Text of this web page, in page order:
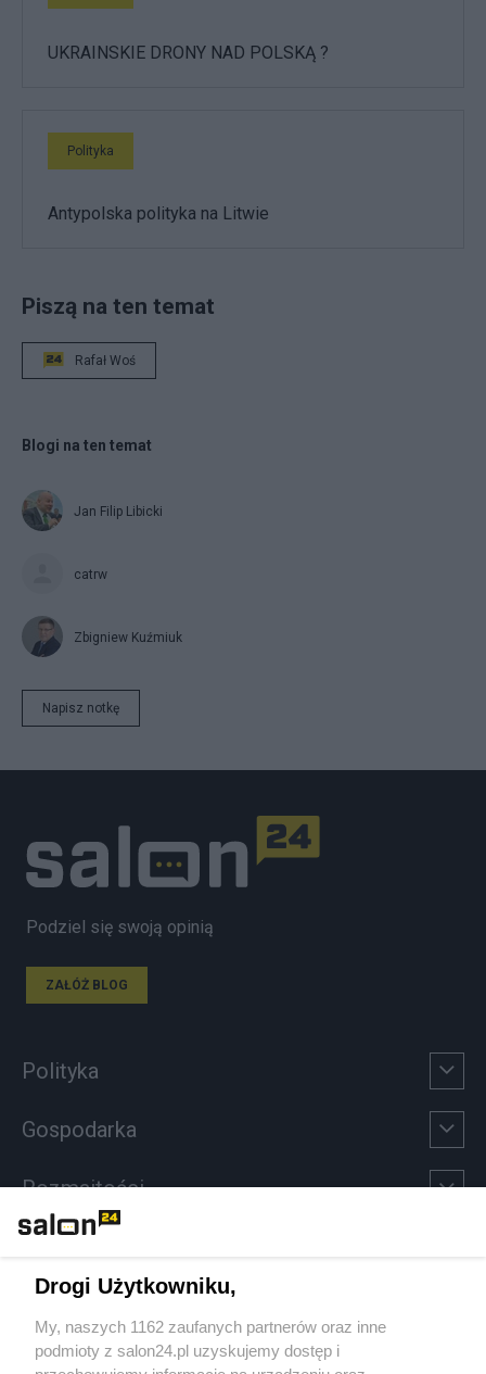
UKRAINSKIE DRONY NAD POLSKĄ ?
Polityka
Antypolska polityka na Litwie
Piszą na ten temat
Rafał Woś
Blogi na ten temat
Jan Filip Libicki
catrw
Zbigniew Kuźmiuk
Napisz notkę
Podziel się swoją opinią
ZAŁÓŻ BLOG
Polityka
Gospodarka
Rozmaitości
Sport
Społeczeństwo
Drogi Użytkowniku,
My, naszych 1162 zaufanych partnerów oraz inne
podmioty z salon24.pl uzyskujemy dostęp i